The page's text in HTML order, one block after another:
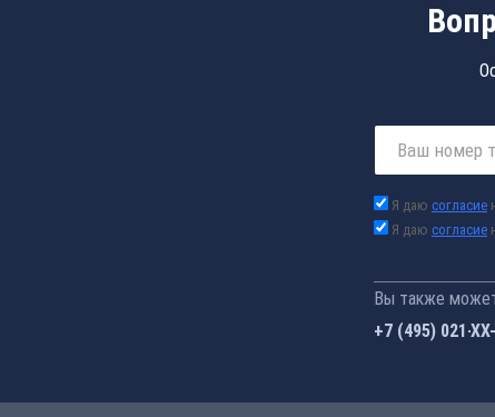
Я даю согласие
Я даю согласие
Вы также
+7 (495) 021-